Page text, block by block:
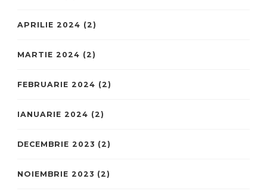
APRILIE 2024 (2)
MARTIE 2024 (2)
FEBRUARIE 2024 (2)
IANUARIE 2024 (2)
DECEMBRIE 2023 (2)
NOIEMBRIE 2023 (2)